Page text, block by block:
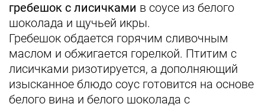
гребешок с лисичками в соусе из белого
шоколада и щучьей икры.
Гребешок обдается горячим сливочным
маслом и обжигается горелкой. Птитим с
лисичками ризотируется, а дополняющий
изысканное блюдо соус готовится на основе
белого вина и белого шоколада с